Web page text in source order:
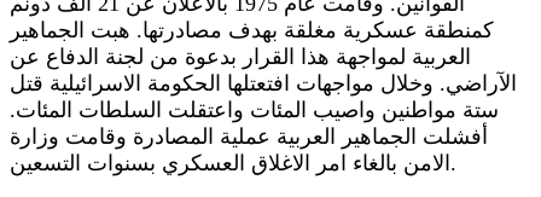
كمنطقة عسكرية مغلقة بهدف مصادرتها. هبت الجماهير
العربية لمواجهة هذا القرار بدعوة من لجنة الدفاع عن
الآراضي. وخلال مواجهات افتعتلها الحكومة الاسرائيلية قتل
ستة مواطنين واصيب المئات واعتقلت السلطات المئات.
أفشلت الجماهير العربية عملية المصادرة وقامت وزارة
الامن بالغاء امر الاغلاق العسكري بسنوات التسعين.